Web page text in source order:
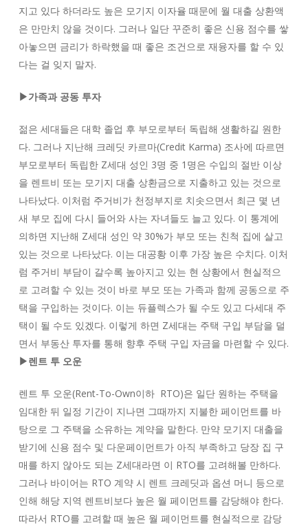
지고 있다 하더라도 높은 모기지 이자율 때문에 월 대출 상환액
은 만만치 않을 것이다. 그러나 일단 꾸준히 좋은 신용 점수를 쌓
아놓으면 금리가 하락했을 때 좋은 조건으로 재융자를 할 수 있
다는 걸 잊지 말자.
▶가족과 공동 투자
젊은 세대들은 대학 졸업 후 부모로부터 독립해 생활하길 원한
다. 그러나 지난해 크레딧 카르마(Credit Karma) 조사에 따르면
부모로부터 독립한 Z세대 성인 3명 중 1명은 수입의 절반 이상
을 렌트비 또는 모기지 대출 상환금으로 지출하고 있는 것으로
나타났다. 이처럼 주거비가 천정부지로 치솟으면서 최근 몇 년
새 부모 집에 다시 들어와 사는 자녀들도 늘고 있다. 이 통계에
의하면 지난해 Z세대 성인 약 30%가 부모 또는 친척 집에 살고
있는 것으로 나타났다. 이는 대공황 이후 가장 높은 수치다. 이처
럼 주거비 부담이 갈수록 높아지고 있는 현 상황에서 현실적으
로 고려할 수 있는 것이 바로 부모 또는 가족과 함께 공동으로 주
택을 구입하는 것이다. 이는 듀플렉스가 될 수도 있고 다세대 주
택이 될 수도 있겠다. 이렇게 하면 Z세대는 주택 구입 부담을 덜
면서 부동산 투자를 통해 향후 주택 구입 자금을 마련할 수 있다.
▶렌트 투 오운
렌트 투 오운(Rent-To-Own이하 RTO)은 일단 원하는 주택을
임대한 뒤 일정 기간이 지나면 그때까지 지불한 페이먼트를 바
탕으로 그 주택을 소유하는 계약을 말한다. 만약 모기지 대출을
받기에 신용 점수 및 다운페이먼트가 아직 부족하고 당장 집 구
매를 하지 않아도 되는 Z세대라면 이 RTO를 고려해볼 만하다.
그러나 바이어는 RTO 계약 시 렌트 크레딧과 옵션 머니 등으로
인해 해당 지역 렌트비보다 높은 월 페이먼트를 감당해야 한다.
따라서 RTO를 고려할 때 높은 월 페이먼트를 현실적으로 감당